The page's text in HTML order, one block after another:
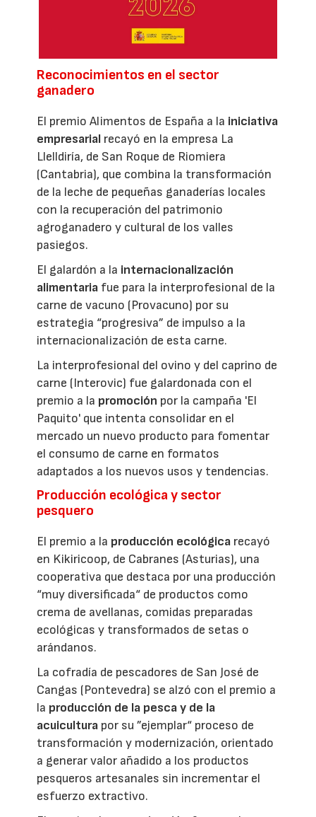
Reconocimientos en el sector
ganadero
El premio Alimentos de España a la iniciativa
empresarial recayó en la empresa La
Llelldiría, de San Roque de Riomiera
(Cantabria), que combina la transformación
de la leche de pequeñas ganaderías locales
con la recuperación del patrimonio
agroganadero y cultural de los valles
pasiegos.
El galardón a la internacionalización
alimentaria fue para la interprofesional de la
carne de vacuno (Provacuno) por su
estrategia “progresiva” de impulso a la
internacionalización de esta carne.
La interprofesional del ovino y del caprino de
carne (Interovic) fue galardonada con el
premio a la promoción por la campaña 'El
Paquito' que intenta consolidar en el
mercado un nuevo producto para fomentar
el consumo de carne en formatos
adaptados a los nuevos usos y tendencias.
Producción ecológica y sector
pesquero
El premio a la producción ecológica recayó
en Kikiricoop, de Cabranes (Asturias), una
cooperativa que destaca por una producción
“muy diversificada“ de productos como
crema de avellanas, comidas preparadas
ecológicas y transformados de setas o
arándanos.
La cofradía de pescadores de San José de
Cangas (Pontevedra) se alzó con el premio a
la producción de la pesca y de la
acuicultura por su ”ejemplar“ proceso de
transformación y modernización, orientado
a generar valor añadido a los productos
pesqueros artesanales sin incrementar el
esfuerzo extractivo.